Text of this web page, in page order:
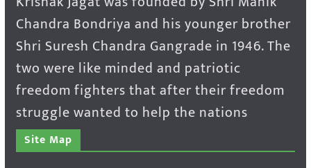
Chandra Bondriya and his younger brother
Shri Suresh Chandra Gangrade in 1946. The
two were like minded and patriotic
freedom fighters that after their freedom
struggle wanted to help the nations
Site Map